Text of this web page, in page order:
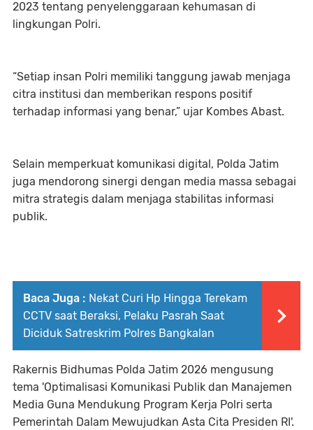
2023 tentang penyelenggaraan kehumasan di
lingkungan Polri.
“Setiap insan Polri memiliki tanggung jawab menjaga
citra institusi dan memberikan respons positif
terhadap informasi yang benar,” ujar Kombes Abast.
Selain memperkuat komunikasi digital, Polda Jatim
juga mendorong sinergi dengan media massa sebagai
mitra strategis dalam menjaga stabilitas informasi
publik.
Baca Juga : Nekat Curi Hp Hingga Terekam
CCTV saat Beraksi, Pelaku Pasrah Saat
Diciduk Satreskrim Polres Bangkalan
Rakernis Bidhumas Polda Jatim 2026 mengusung
tema 'Optimalisasi Komunikasi Publik dan Manajemen
Media Guna Mendukung Program Kerja Polri serta
Pemerintah Dalam Mewujudkan Asta Cita Presiden RI'.